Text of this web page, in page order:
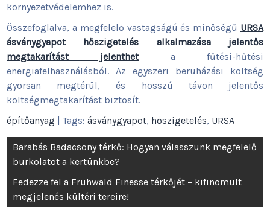
környezetvédelemhez is.
Összefoglalva, a megfelelő vastagságú és minőségű URSA
ásványgyapot hőszigetelés alkalmazása jelentős
megtakarítást jelentheta fűtési-hűtési
energiafelhasználásból. Az egyszeri beruházási költség
gyorsan megtérül, és hosszú távon jelentős
költségmegtakarítást biztosít.
építőanyag | Tags:ásványgyapot, hőszigetelés, URSA
Bejegyzés
navigáció
Barabás Badacsony térkő: Hogyan válasszunk megfelelő
burkolatot a kertünkbe?
Fedezze fel a Frühwald Finesse térkőjét – kifinomult
megjelenés kültéri tereire!